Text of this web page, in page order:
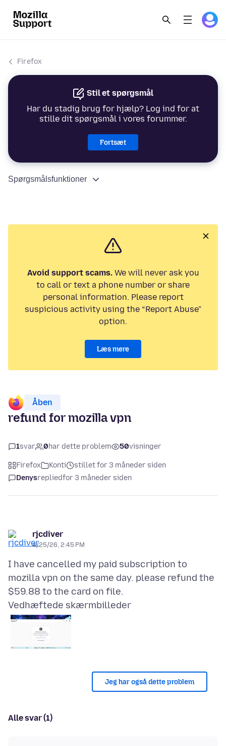
Firefox
Stil et spørgsmål
Har du stadig brug for hjælp? Log ind for at
stille dit spørgsmål i vores forummer.
Fortsæt
Spørgsmålsfunktioner
Avoid support scams.We will never ask you
to call or text a phone number or share
personal information. Please report
suspicious activity using the “Report Abuse”
option.
Læs mere
Åben
refund for mozilla vpn
1svar 0har dette problem 50visninger
Firefox Konti
stillet for 3 måneder siden
Denysrepliedfor 3 måneder siden
rjcdiver
4/25/26, 2:45 PM
I have cancelled my paid subscription to
mozilla vpn on the same day. please refund the
Vedhæftede skærmbilleder
Jeg har også dette problem
Alle svar (1)